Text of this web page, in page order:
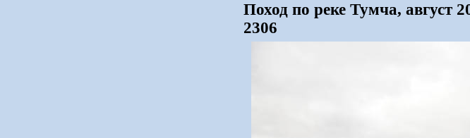
Поход по реке Тумча, август
2306